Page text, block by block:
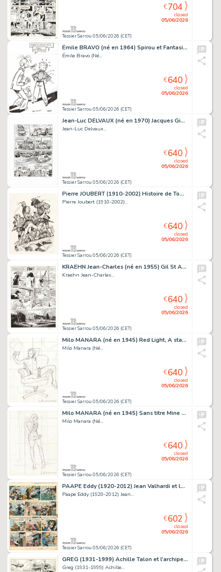
Tessier Sarrou 05/06/2026 (CET)
closed
05/06/2026
€704
Émile BRAVO (né en 1964) Spirou et Fantasio Encre de...
Émile Bravo (Né...
Tessier Sarrou 05/06/2026 (CET)
closed
05/06/2026
€640
Jean-Luc DELVAUX (né en 1970) Jacques Gipar - Gaby...
Jean-Luc Delvaux...
Tessier Sarrou 05/06/2026 (CET)
closed
05/06/2026
€640
Pierre JOUBERT (1910-2002) Histoire de Tom Jones,...
Pierre Joubert (1910-2002)...
Tessier Sarrou 05/06/2026 (CET)
closed
05/06/2026
€640
KRAEHN Jean-Charles (né en 1955) Gil St André - La...
Kraehn Jean-Charles...
Tessier Sarrou 05/06/2026 (CET)
closed
05/06/2026
€640
Milo MANARA (né en 1945) Red Light, A star is porn Mine...
Milo Manara (Né...
Tessier Sarrou 05/06/2026 (CET)
closed
05/06/2026
€640
Milo MANARA (né en 1945) Sans titre Mine de plomb sur...
Milo Manara (Né...
Tessier Sarrou 05/06/2026 (CET)
closed
05/06/2026
€640
PAAPE Eddy (1920-2012) Jean Valhardi et les êtres de...
Paape Eddy (1920-2012) Jean...
Tessier Sarrou 05/06/2026 (CET)
closed
05/06/2026
€602
GREG (1931-1999) Achille Talon et l'archipel de Sanzunron Encre...
Greg (1931-1999) Achille...